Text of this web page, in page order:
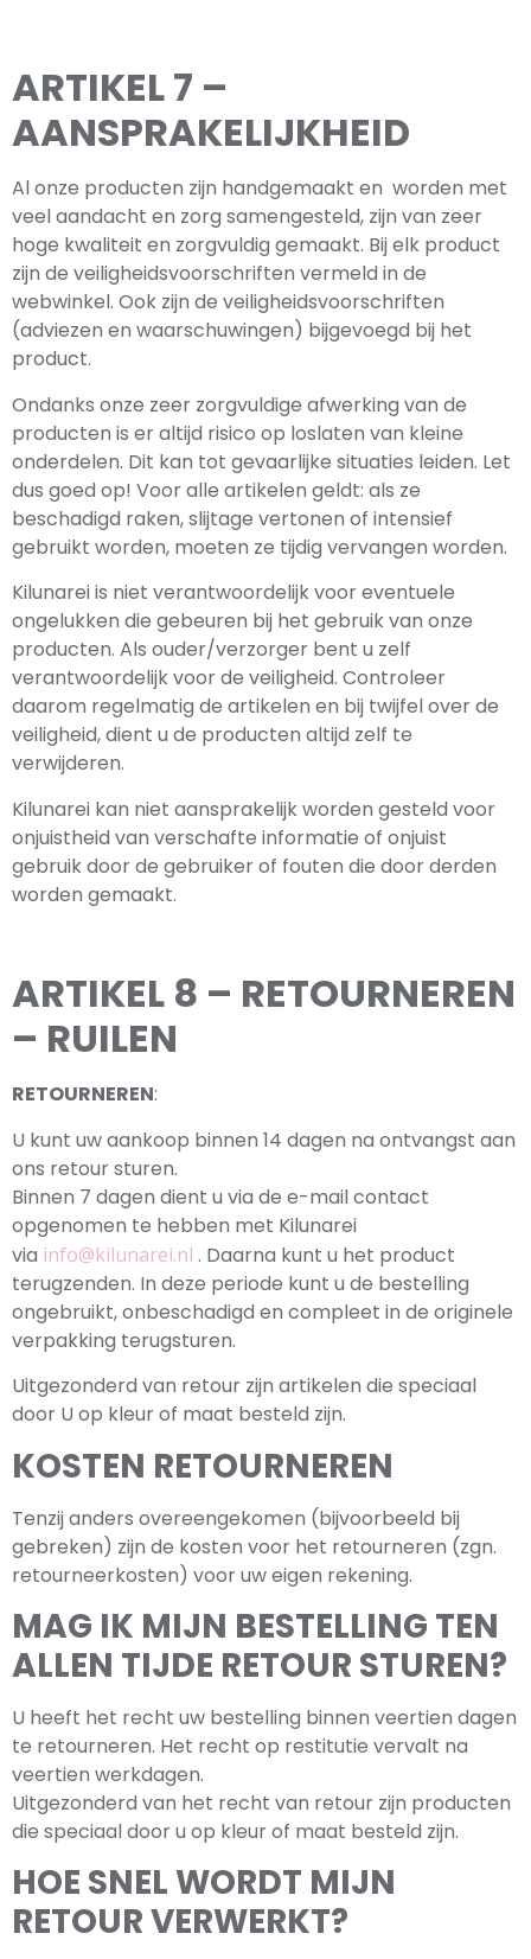
ARTIKEL 7 –
AANSPRAKELIJKHEID
Al onze producten zijn handgemaakt en worden met
veel aandacht en zorg samengesteld, zijn van zeer
hoge kwaliteit en zorgvuldig gemaakt. Bij elk product
zijn de veiligheidsvoorschriften vermeld in de
webwinkel. Ook zijn de veiligheidsvoorschriften
(adviezen en waarschuwingen) bijgevoegd bij het
product.
Ondanks onze zeer zorgvuldige afwerking van de
producten is er altijd risico op loslaten van kleine
onderdelen. Dit kan tot gevaarlijke situaties leiden. Let
dus goed op! Voor alle artikelen geldt: als ze
beschadigd raken, slijtage vertonen of intensief
gebruikt worden, moeten ze tijdig vervangen worden.
Kilunarei is niet verantwoordelijk voor eventuele
ongelukken die gebeuren bij het gebruik van onze
producten. Als ouder/verzorger bent u zelf
verantwoordelijk voor de veiligheid. Controleer
daarom regelmatig de artikelen en bij twijfel over de
veiligheid, dient u de producten altijd zelf te
verwijderen.
Kilunarei kan niet aansprakelijk worden gesteld voor
onjuistheid van verschafte informatie of onjuist
gebruik door de gebruiker of fouten die door derden
worden gemaakt.
ARTIKEL 8 – RETOURNEREN
– RUILEN
RETOURNEREN:
U kunt uw aankoop binnen 14 dagen na ontvangst aan
ons retour sturen.
Binnen 7 dagen dient u via de e-mail contact
opgenomen te hebben met Kilunarei
via info@kilunarei.nl . Daarna kunt u het product
terugzenden. In deze periode kunt u de bestelling
ongebruikt, onbeschadigd en compleet in de originele
verpakking terugsturen.
Uitgezonderd van retour zijn artikelen die speciaal
door U op kleur of maat besteld zijn.
KOSTEN RETOURNEREN
Tenzij anders overeengekomen (bijvoorbeeld bij
gebreken) zijn de kosten voor het retourneren (zgn.
retourneerkosten) voor uw eigen rekening.
MAG IK MIJN BESTELLING TEN
ALLEN TIJDE RETOUR STUREN?
U heeft het recht uw bestelling binnen veertien dagen
te retourneren. Het recht op restitutie vervalt na
veertien werkdagen.
Uitgezonderd van het recht van retour zijn producten
die speciaal door u op kleur of maat besteld zijn.
HOE SNEL WORDT MIJN
RETOUR VERWERKT?